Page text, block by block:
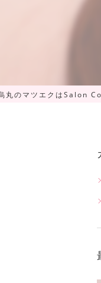
丸のマツエクはSalon